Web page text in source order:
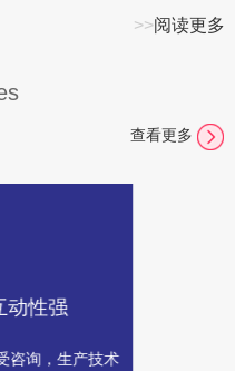
>>阅读更多
查看更多
动性强
咨询，生产技术